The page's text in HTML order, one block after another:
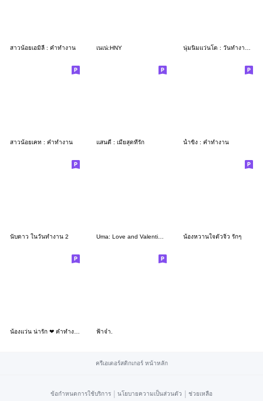
สาวน้อยเอมิลี่ : คำทำงาน เนเน่:HNY
สาวน้อยเคท : คำทำงาน แสนดี : เมียสุดที่รัก น้ำขิง : คำทำงาน
นับดาว ในวันทำงาน 2 Uma: Love and Valentine's Day น้องหวานใจตัวจิ๋ว รักๆ
ฟ้าจ๋า.
ครีเอเตอร์สติกเกอร์ หน้าหลัก
ข้อกำหนดการใช้บริการ | นโยบายความเป็นส่วนตัว | ช่วยเหลือ